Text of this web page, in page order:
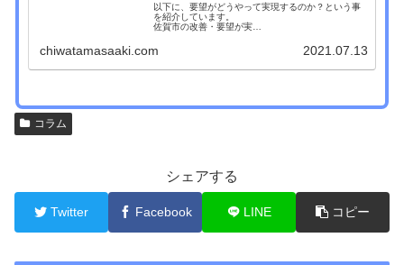
以下に、要望がどうやって実現するのか？という事
を紹介しています。
佐賀市の改善・要望が実…
chiwatamasaaki.com 2021.07.13
コラム
シェアする
Twitter Facebook LINE コピー